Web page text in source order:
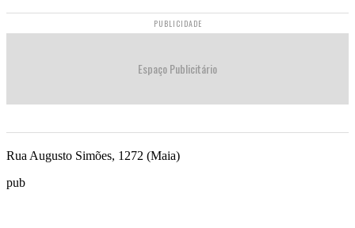
PUBLICIDADE
Espaço Publicitário
Rua Augusto Simões, 1272 (Maia)
pub